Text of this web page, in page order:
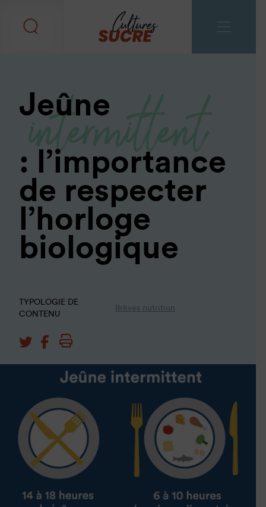
Jeûne
intermittent
: l’importance
de respecter
l’horloge
biologique
TYPOLOGIE DE
CONTENU
Brèves nutrition